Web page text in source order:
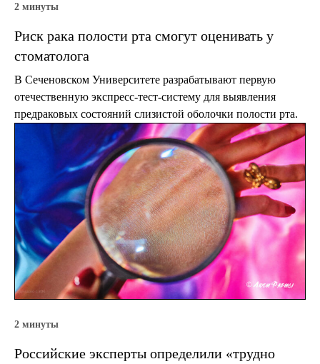
2 минуты
Риск рака полости рта смогут оценивать у
стоматолога
В Сеченовском Университете разрабатывают первую
отечественную экспресс-тест-систему для выявления
предраковых состояний слизистой оболочки полости рта.
2 минуты
Российские эксперты определили «трудно